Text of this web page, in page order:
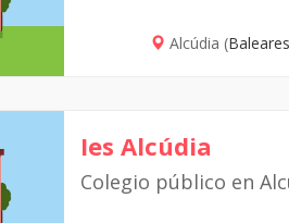
Alcúdia (Baleares
Ies Alcúdia
Colegio público en